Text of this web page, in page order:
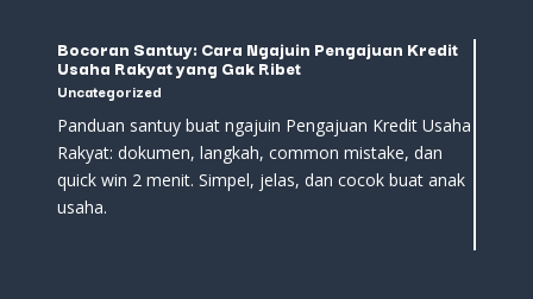
Bocoran Santuy: Cara Ngajuin Pengajuan Kredit
Usaha Rakyat yang Gak Ribet
Uncategorized
Panduan santuy buat ngajuin Pengajuan Kredit Usaha
Rakyat: dokumen, langkah, common mistake, dan
quick win 2 menit. Simpel, jelas, dan cocok buat anak
usaha.